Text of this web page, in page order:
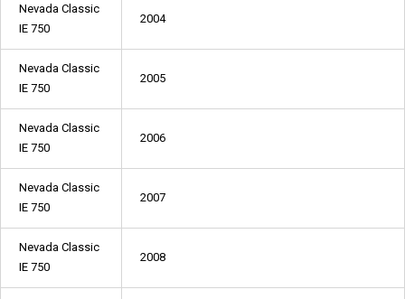
Nevada Classic
IE 750
2004
Nevada Classic
IE 750
2005
Nevada Classic
IE 750
2006
Nevada Classic
IE 750
2007
Nevada Classic
IE 750
2008